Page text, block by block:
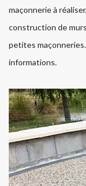
maçonnerie à
construction de
petites
informations.